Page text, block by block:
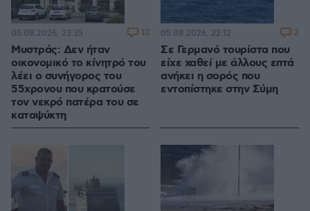
Μυστράς: Δεν ήταν
οικονομικό το κίνητρό του
λέει ο συνήγορος του
55χρονου που κρατούσε
τον νεκρό πατέρα του σε
καταψύκτη
05.08.2026, 23:35 13
Σε Γερμανό τουρίστα που
είχε χαθεί με άλλους επτά
ανήκει η σορός που
εντοπίστηκε στην Σύμη
05.08.2026, 22:12 2